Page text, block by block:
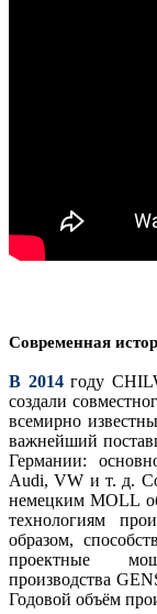
Современная
В 2014 году
создали
всемирно
важнейший
Германии:
Audi, VW и т. д.
немецким MOLL
технологиям
образом,
проектные
производства
Годовой объём